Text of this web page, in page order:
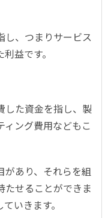
し、つまりサービス
益です。
した資金を指し、製
ング費用などもこ
があり、それらを組
たせることができま
いきます。